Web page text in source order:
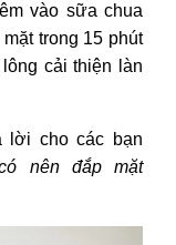
vào sữa chua
trong 15 phút
cải thiện làn
lời cho các bạn
nên đắp mặt